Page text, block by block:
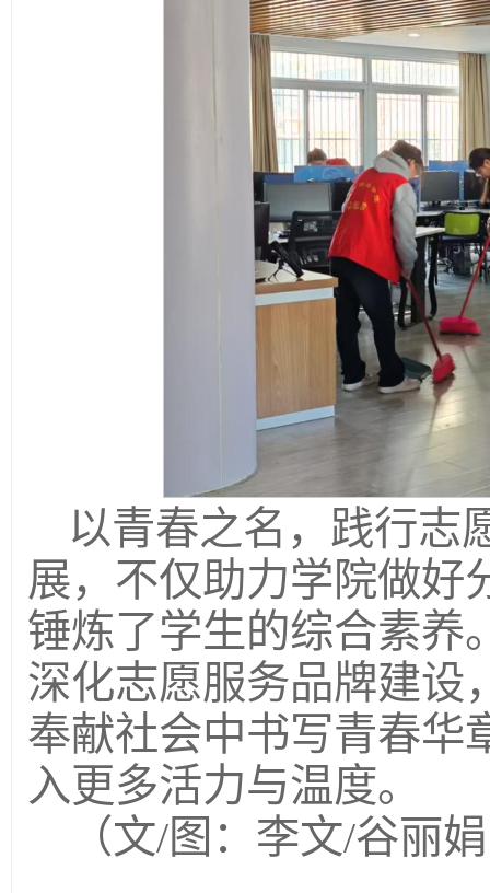
以青春之名，践行志
展，不仅助力学院做好
锤炼了学生的综合素养
深化志愿服务品牌建设
奉献社会中书写青春华
入更多活力与温度。
（文/图：李文/谷丽